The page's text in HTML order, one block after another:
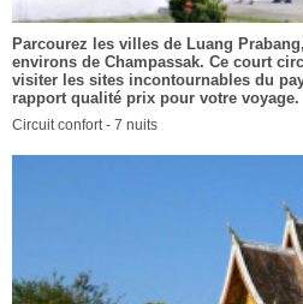
Parcourez les villes de Luang
environs de Champassak. Ce court
visiter les sites incontournables du
rapport qualité prix pour votre voyage.
Circuit confort - 7 nuits